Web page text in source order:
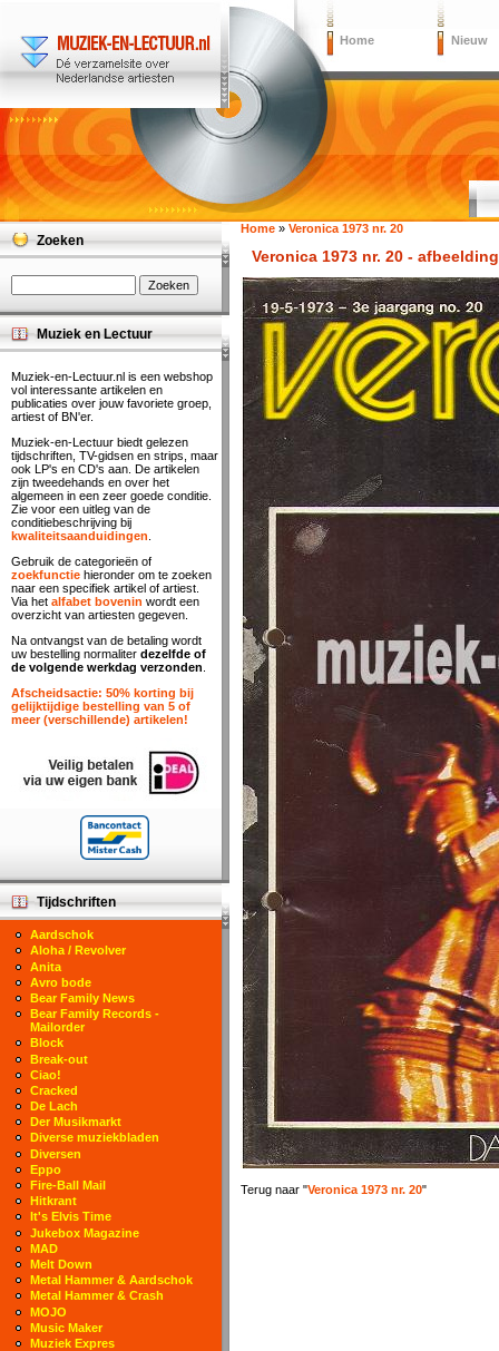
Home Nieuw
Home » Veronica 1973 nr. 20
Veronica 1973 nr. 20 - afbeelding
Terug naar "Veronica 1973 nr. 20"
Zoeken
Muziek en Lectuur
Muziek-en-Lectuur.nl is een webshop
vol interessante artikelen en
publicaties over jouw favoriete groep,
artiest of BN'er.
Muziek-en-Lectuur biedt gelezen
tijdschriften, TV-gidsen en strips, maar
ook LP's en CD's aan. De artikelen
zijn tweedehands en over het
algemeen in een zeer goede conditie.
Zie voor een uitleg van de
conditiebeschrijving bij
kwaliteitsaanduidingen
Gebruik de categorieën of
zoekfunctie hieronder om te zoeken
naar een specifiek artikel of artiest.
Via het alfabet bovenin wordt een
overzicht van artiesten gegeven.
Na ontvangst van de betaling wordt
uw bestelling normaliter dezelfde of
de volgende werkdag verzonden
Afscheidsactie: 50% korting bij
gelijktijdige bestelling van 5 of
meer (verschillende) artikelen!
Tijdschriften
Aardschok
Aloha / Revolver
Anita
Avro bode
Bear Family News
Bear Family Records -
Mailorder
Block
Break-out
Ciao!
Cracked
De Lach
Der Musikmarkt
Diverse muziekbladen
Diversen
Eppo
Fire-Ball Mail
Hitkrant
It's Elvis Time
Jukebox Magazine
MAD
Melt Down
Metal Hammer & Aardschok
Metal Hammer & Crash
MOJO
Music Maker
Muziek Expres